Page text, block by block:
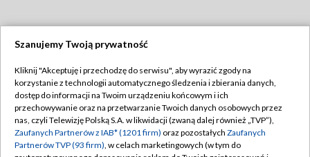
TVP
Abonament TVP
Emisja w TVP
Centrum informacji TVP
Regulamin TVP
Polityka prywatności
Szanujemy Twoją prywatność
Kliknij "Akceptuję i przechodzę do serwisu", aby wyrazić zgody na
korzystanie z technologii automatycznego śledzenia i zbierania danych,
dostęp do informacji na Twoim urządzeniu końcowym i ich
przechowywanie oraz na przetwarzanie Twoich danych osobowych przez
nas, czyli Telewizję Polską S.A. w likwidacji (zwaną dalej również „TVP”),
Zaufanych Partnerów z IAB* (1201 firm) oraz pozostałych Zaufanych
Partnerów TVP (93 firm), w celach marketingowych (w tym do